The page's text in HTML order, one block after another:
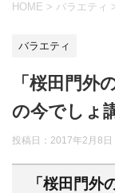
HOME > バラエティ
バラエティ
「桜田門外
の今でしょ
投稿日：2017年2月8日
「桜田門外